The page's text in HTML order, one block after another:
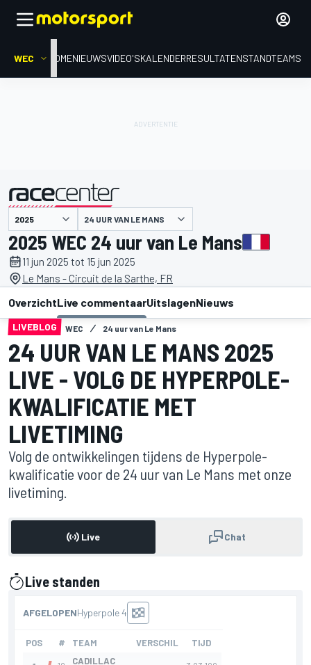
WEC HOMENIEUWSVIDEO'SKALENDERRESULTATENSTANDTEAMS
24 UUR VAN LE MANS
2025 WEC 24 uur van Le Mans
11 jun 2025 tot 15 jun 2025
Le Mans - Circuit de la Sarthe, FR
OverzichtLive commentaarUitslagenNieuws
LIVEBLOG WEC 24 uur van Le Mans
24 UUR VAN LE MANS 2025
LIVE - VOLG DE HYPERPOLE-
KWALIFICATIE MET
LIVETIMING
Volg de ontwikkelingen tijdens de Hyperpole-
kwalificatie voor de 24 uur van Le Mans met onze
livetiming.
Live Chat
Live standen